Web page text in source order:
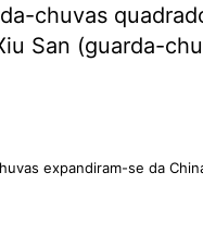
chuvas
San (guarda-
expandiram-se da